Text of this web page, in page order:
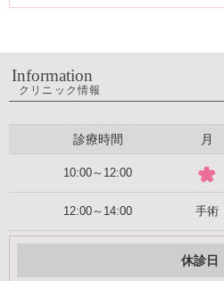
Information
クリニック情報
診療時間 月
10:00～12:00
12:00～14:00 手術
休診日